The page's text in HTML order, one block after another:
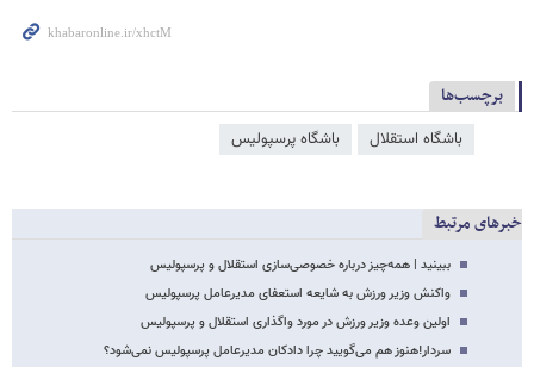
برچسب‌ها
باشگاه استقلال باشگاه پرسپولیس
خبرهای مرتبط
ببینید | همه‌چیز درباره خصوصی‌سازی استقلال و پرسپولیس
واکنش وزیر ورزش به شایعه استعفای مدیرعامل پرسپولیس
اولین وعده وزیر ورزش در مورد واگذاری استقلال و پرسپولیس
سردار!هنوز هم می‌گویید چرا دادکان مدیرعامل پرسپولیس نمی‌شود؟